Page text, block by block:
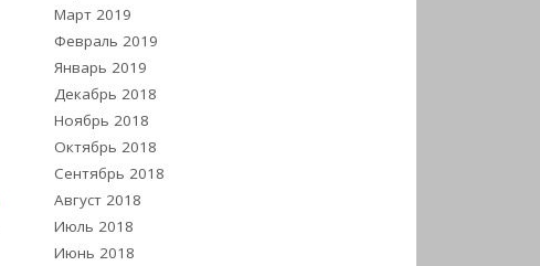
Март 2019
Февраль 2019
Январь 2019
Декабрь 2018
Ноябрь 2018
Октябрь 2018
Сентябрь 2018
Август 2018
Июль 2018
Июнь 2018